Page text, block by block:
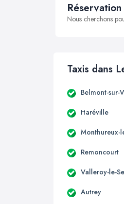
Nous cherchons
Taxis dans
Belmont-sur-
Haréville
Monthureux-
Remoncourt
Valleroy-le-
Autrey